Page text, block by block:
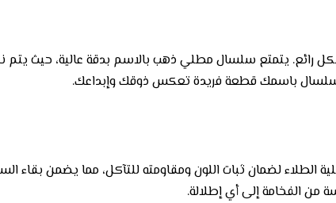
رائع. يتمتع سلسال مطلي ذهب بالاسم بدقة عالية، حيث يتم
باسمك قطعة فريدة تعكس ذوقك وإبداعك.
الطلاء لضمان ثبات اللون ومقاومته للتآكل، مما يضمن بقاء
من الفخامة إلى أي إطلالة.